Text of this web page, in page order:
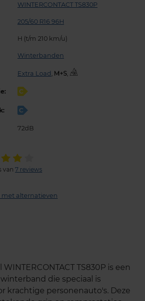
WINTERCONTACT TS830P
205/60 R16 96H
H (t/m 210 km/u)
Winterbanden
Extra Load ,
C
C
72dB
van 7 reviews
alternatieven
TS830P is een
die speciaal is
krachtige personenauto's. Deze